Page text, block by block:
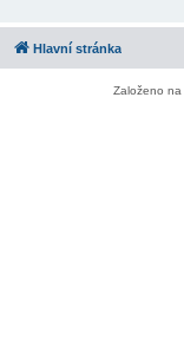
Hlavní stránka
Založeno na